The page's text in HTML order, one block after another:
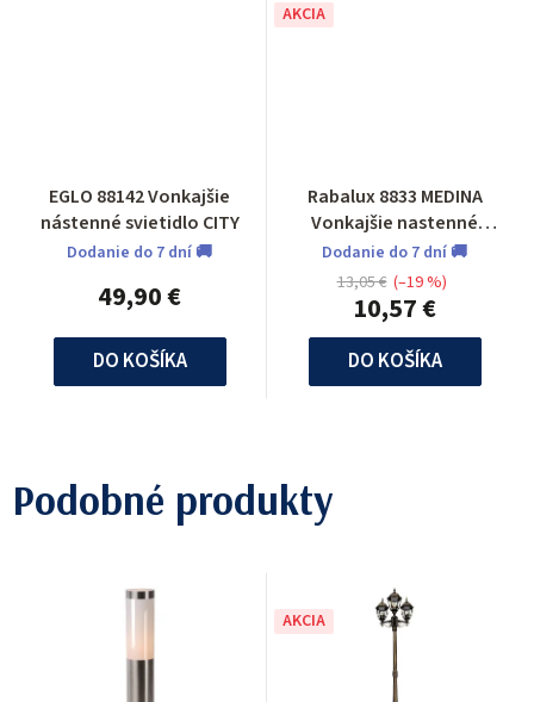
EGLO 88142 Vonkajšie
nástenné svietidlo CITY
Dodanie do 7 dní 🚚
49,90 €
DO KOŠÍKA
AKCIA
Rabalux 8833 MEDINA
Vonkajšie nastenné
svietidlo
Dodanie do 7 dní 🚚
10,57 €
13,05 € (–19 %)
DO KOŠÍKA
Podobné produkty
AKCIA